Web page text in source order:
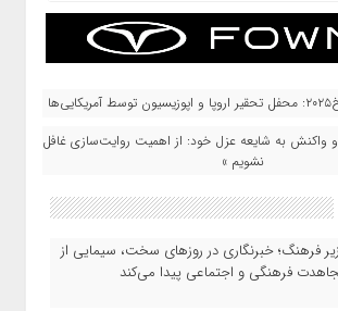
به شایعه عزل خود: از اهمیت روایت‌سازی غافل
نشویم »
فرهنگ؛ خبرنگاری در روزهای سخت، سیمایی از
فرهنگی و اجتماعی پیدا می‌کند